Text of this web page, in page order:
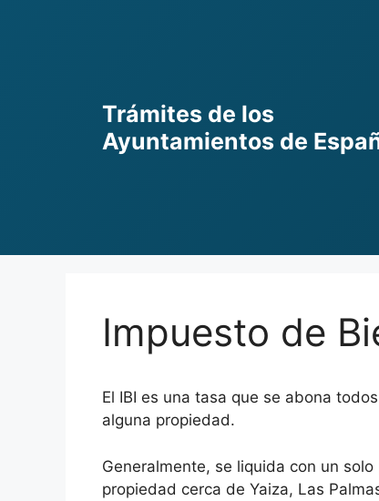
Trámites de los
Ayuntamientos de
Impuesto de
El IBI es una tasa que se abona
alguna propiedad.
Generalmente, se liquida con un
propiedad cerca de Yaiza, Las